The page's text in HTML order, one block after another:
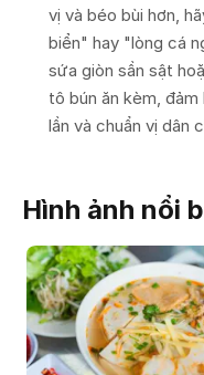
vị và béo bùi hơn,
biển" hay "lòng cá
sứa giòn sần sật
tô bún ăn kèm,
lần và chuẩn vị dân
Hình ảnh nổi